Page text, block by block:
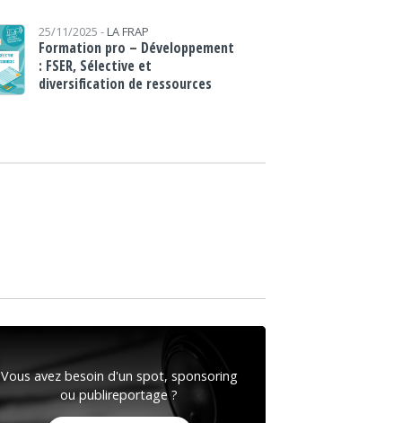
25/11/2025 - LA FRAP
Formation pro – Développement
: FSER, Sélective et
diversification de ressources
Vous avez besoin d'un spot, sponsoring
ou publireportage ?